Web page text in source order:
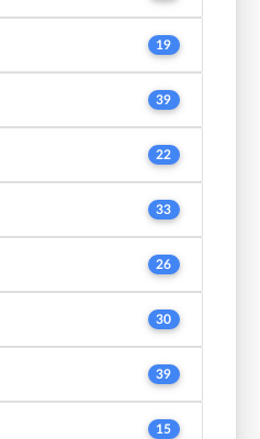
19
39
22
33
26
30
39
15